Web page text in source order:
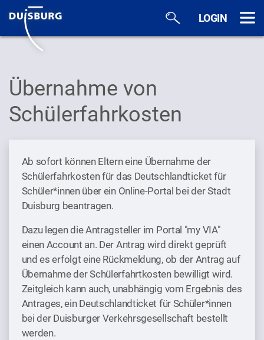
Zum Hauptinhalt springen
LOGIN
Übernahme von
Schülerfahrkosten
Ab sofort können Eltern eine Übernahme der
Schülerfahrkosten für das Deutschlandticket für
Schüler*innen über ein Online-Portal bei der Stadt
Duisburg beantragen.
Dazu legen die Antragsteller im Portal "my VIA"
einen Account an. Der Antrag wird direkt geprüft
und es erfolgt eine Rückmeldung, ob der Antrag auf
Übernahme der Schülerfahrtkosten bewilligt wird.
Zeitgleich kann auch, unabhängig vom Ergebnis des
Antrages, ein Deutschlandticket für Schüler*innen
bei der Duisburger Verkehrsgesellschaft bestellt
werden.